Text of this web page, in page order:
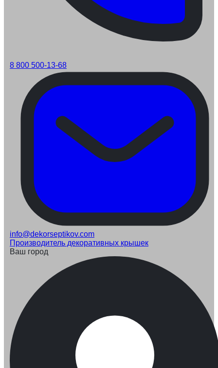
8 800 500-13-68
info@dekorseptikov.com
Производитель декоративных крышек
Ваш город